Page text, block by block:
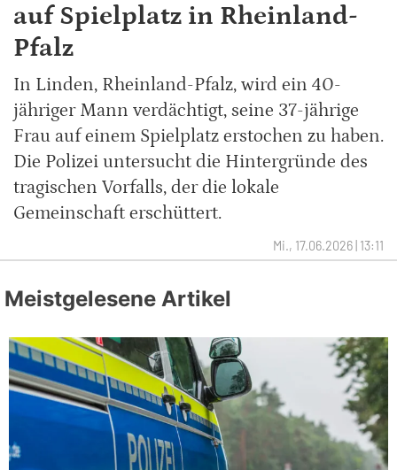
auf Spielplatz in Rheinland-
Pfalz
In Linden, Rheinland-Pfalz, wird ein 40-
jähriger Mann verdächtigt, seine 37-jährige
Frau auf einem Spielplatz erstochen zu haben.
Die Polizei untersucht die Hintergründe des
tragischen Vorfalls, der die lokale
Gemeinschaft erschüttert.
Mi., 17.06.2026 | 13:11
Meistgelesene Artikel